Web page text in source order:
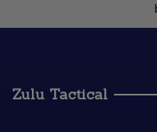
Zulu Tactical